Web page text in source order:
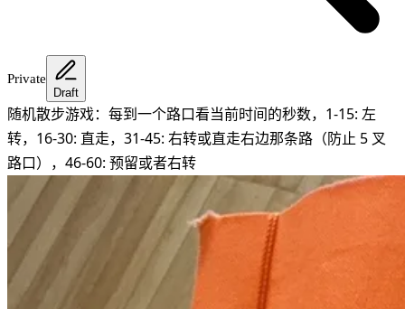
Private
Draft
随机散步游戏：每到一个路口看当前时间的秒数，1-15: 左
转，16-30: 直走，31-45: 右转或直走右边那条路（防止 5 叉
路口），46-60: 预留或者右转